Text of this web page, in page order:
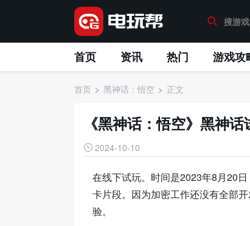
首页 资讯 热门 游戏攻
首页 黑神话：悟空 正文
《黑神话：悟空》黑神话
2024-10-10
在线下试玩。时间是2023年8月20
卡片段。因为加密工作还没有全部
验。